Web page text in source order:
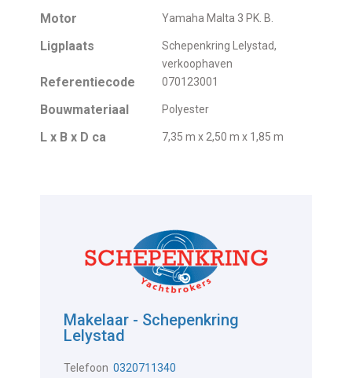
Motor Yamaha Malta 3 PK. B.
Ligplaats
Schepenkring Lelystad,
verkoophaven
Referentiecode 070123001
Bouwmateriaal Polyester
L x B x D ca 7,35 m x 2,50 m x 1,85 m
Makelaar - Schepenkring
Lelystad
Telefoon 0320711340